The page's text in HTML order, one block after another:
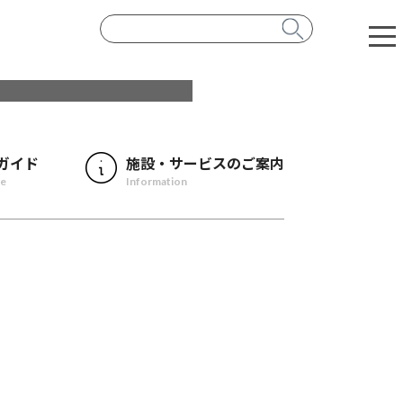
イド 施設・サービスのご案内
Information